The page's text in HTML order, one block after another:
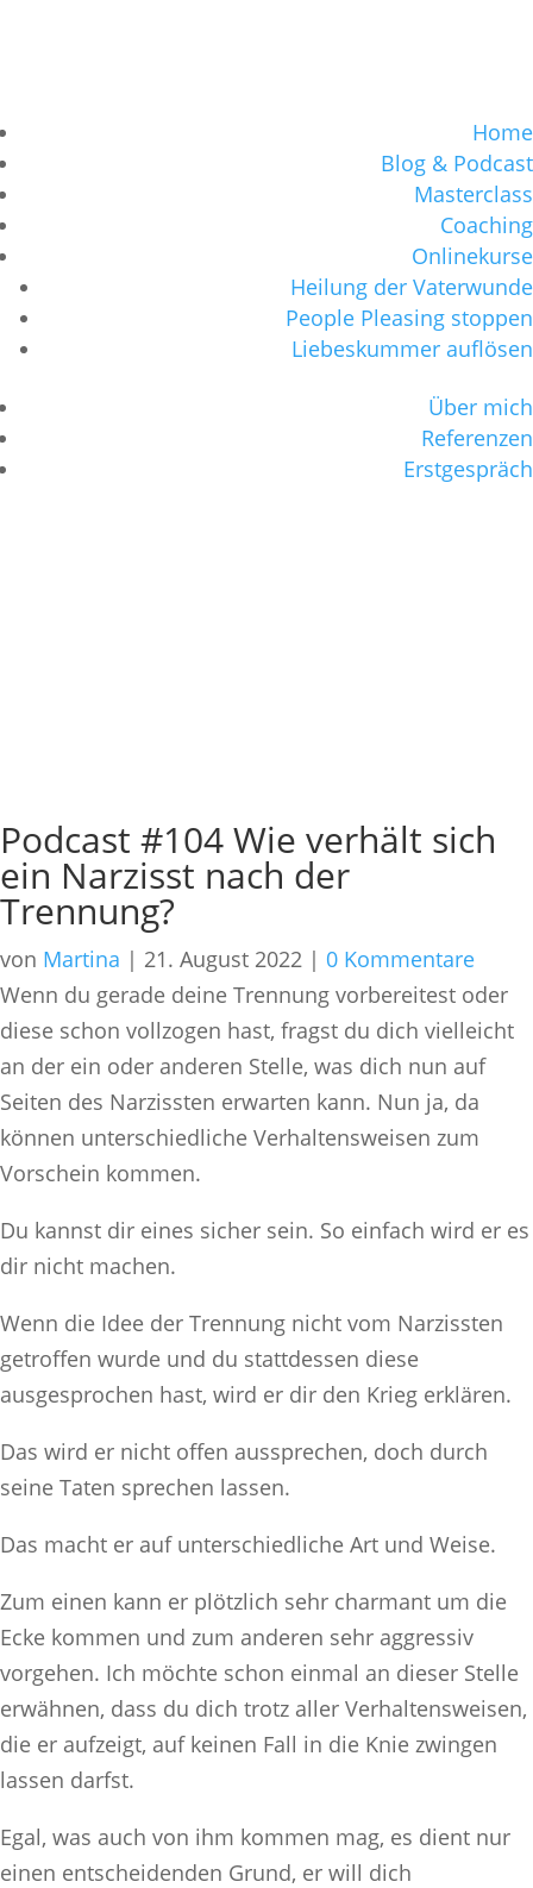
Home
Blog & Podcast
Masterclass
Coaching
Onlinekurse
Heilung der Vaterwunde
People Pleasing stoppen
Liebeskummer auflösen
Über mich
Referenzen
Erstgespräch
Podcast #104 Wie verhält sich
ein Narzisst nach der
Trennung?
von Martina | 21. August 2022 | 0 Kommentare
Wenn du gerade deine Trennung vorbereitest oder
diese schon vollzogen hast, fragst du dich vielleicht
an der ein oder anderen Stelle, was dich nun auf
Seiten des Narzissten erwarten kann. Nun ja, da
können unterschiedliche Verhaltensweisen zum
Vorschein kommen.
Du kannst dir eines sicher sein. So einfach wird er es
dir nicht machen.
Wenn die Idee der Trennung nicht vom Narzissten
getroffen wurde und du stattdessen diese
ausgesprochen hast, wird er dir den Krieg erklären.
Das wird er nicht offen aussprechen, doch durch
seine Taten sprechen lassen.
Das macht er auf unterschiedliche Art und Weise.
Zum einen kann er plötzlich sehr charmant um die
Ecke kommen und zum anderen sehr aggressiv
vorgehen. Ich möchte schon einmal an dieser Stelle
erwähnen, dass du dich trotz aller Verhaltensweisen,
die er aufzeigt, auf keinen Fall in die Knie zwingen
lassen darfst.
Egal, was auch von ihm kommen mag, es dient nur
einen entscheidenden Grund, er will dich